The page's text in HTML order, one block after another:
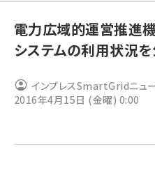
新井 (362)
新井宏征 (296)
電力広域的運営推進
システムの利用状況
インプレスSmartGridニュ
2016年4月15日 (金曜) 0:00